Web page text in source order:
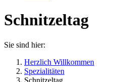
Schnitzeltag
Sie sind hier:
Herzlich Willkommen
Spezialitäten
Schnitzeltag